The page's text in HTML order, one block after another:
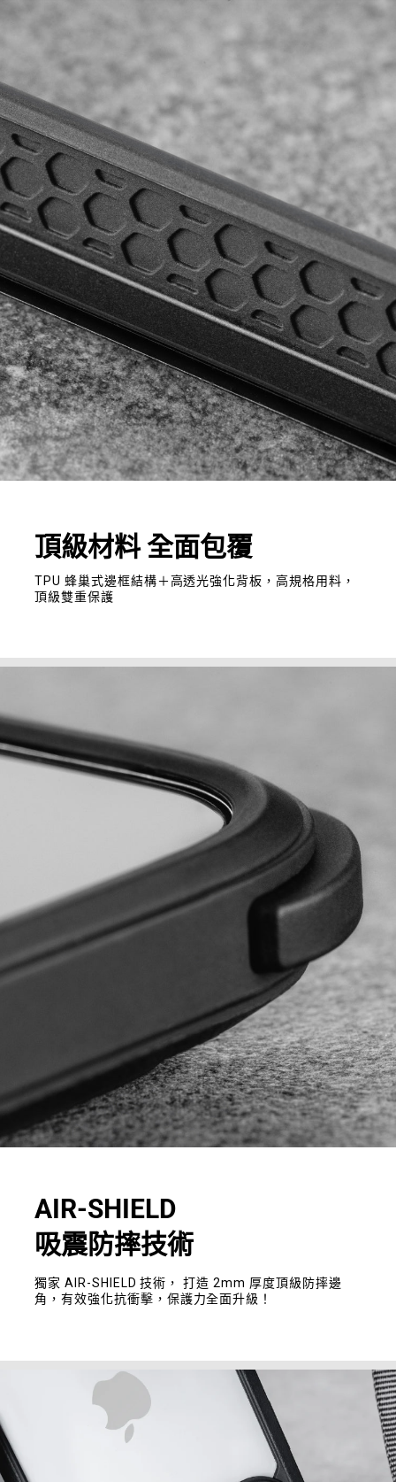
頂級材料 全面包覆
TPU 蜂巢式邊框結構＋高透光強化背板，高規格用料，
頂級雙重保護
AIR-SHIELD
吸震防摔技術
獨家 AIR-SHIELD 技術， 打造 2mm 厚度頂級防摔邊
角，有效強化抗衝擊，保護力全面升級！